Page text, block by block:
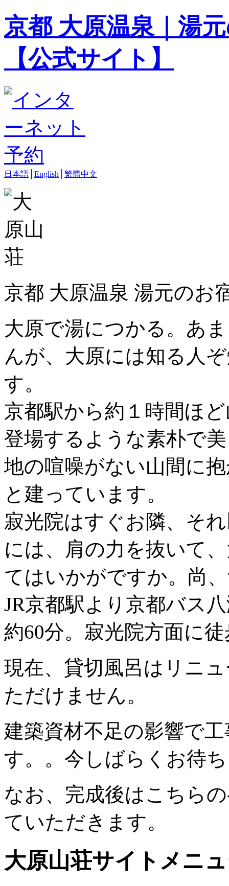
京都 大原温泉｜湯
【公式サイト】
日本語 English 繁體中文
京都 大原温泉 湯元の
大原で湯につかる。あ
んが、大原には知る人
す。
京都駅から約１時間ほ
登場するような素朴で
地の喧噪がない山間に
と建っています。
寂光院はすぐお隣、そ
には、肩の力を抜いて
てはいかがですか。尚
JR京都駅より京都バス
約60分。寂光院方面に
現在、貸切風呂はリニ
ただけません。
建築資材不足の影響で
す。。今しばらくお待
なお、完成後はこちら
ていただきます。
大原山荘サイトメニ